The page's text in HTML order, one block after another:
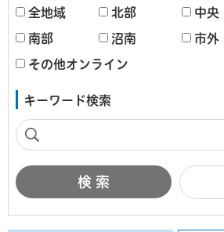
全地域 北部 中央
南部 沼南 市外
その他オンライン
キーワード検索